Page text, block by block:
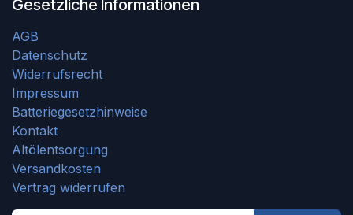
Gesetzliche Informationen
AGB
Datenschutz
Widerrufsrecht
Impressum
Batteriegesetzhinweise
Kontakt
Altölentsorgung
Versandkosten
Vertrag widerrufen